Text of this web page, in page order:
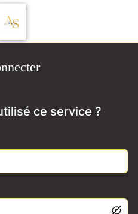
ce service ?